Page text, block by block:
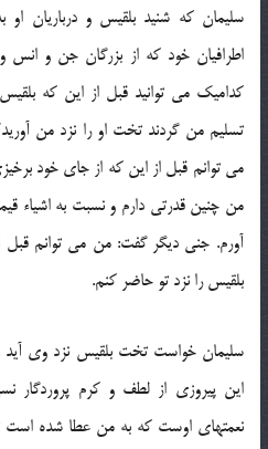
سلیمان كه شنید بلقیس و درباریان
اطرافیان خود كه از بزرگان جن و انس
كدامیك می توانید قبل از این كه
تسلیم من گردند تخت او را نزد من
می توانم قبل از این كه از جای خود
من چنین قدرتی دارم و نسبت به اشیاء
آورم. جنی دیگر گفت: من می توانم
بلقیس را نزد تو حاضر كنم.
سلیمان خواست تخت بلقیس نزد وی آید
این پیروزی از لطف و كرم پروردگار
نعمتهای اوست كه به من عطا شده است